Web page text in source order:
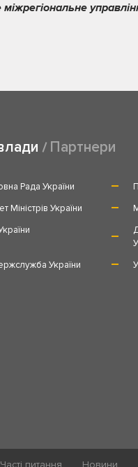
міжрегіональне
Партнери
Рада України
Міністрів України
України